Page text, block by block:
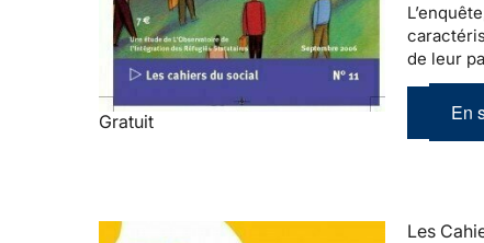
Gratuit
de leur
En
Les